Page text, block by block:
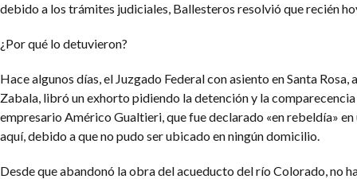
debido a los trámites judiciales, Ballesteros resolvió que recién
¿Por qué lo detuvieron?
Hace algunos días, el Juzgado Federal con asiento en Santa
Zabala, libró un exhorto pidiendo la detención y la
empresario Américo Gualtieri, que fue declarado «en rebeldía» en
aquí, debido a que no pudo ser ubicado en ningún domicilio.
Desde que abandonó la obra del acueducto del río Colorado, no